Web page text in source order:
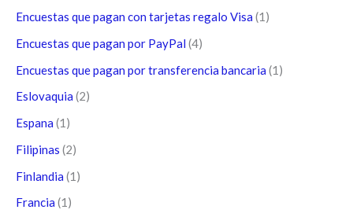
Encuestas que pagan con tarjetas regalo Visa (1)
Encuestas que pagan por PayPal (4)
Encuestas que pagan por transferencia bancaria (1)
Eslovaquia (2)
Espana (1)
Filipinas (2)
Finlandia (1)
Francia (1)